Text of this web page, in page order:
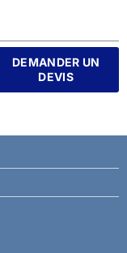
DEMANDER UN
DEVIS